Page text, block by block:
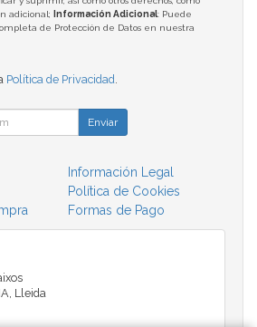
adicional;
Información Adicional: Puede
de Protección de Datos en nuestra
Política de Privacidad.
Enviar
Información Legal
Política de Cookies
Formas de Pago
, Lleida